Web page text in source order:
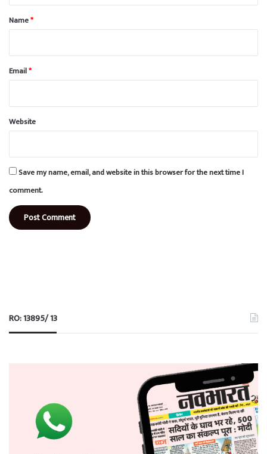
*
Name*
Email*
Website
Save my name, email, and website in this browser for the next time I
comment.
RO: 13895/ 13